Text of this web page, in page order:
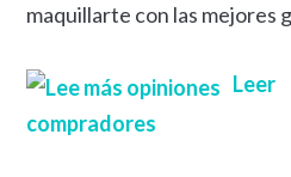
maquillarte con las mejores
compradores